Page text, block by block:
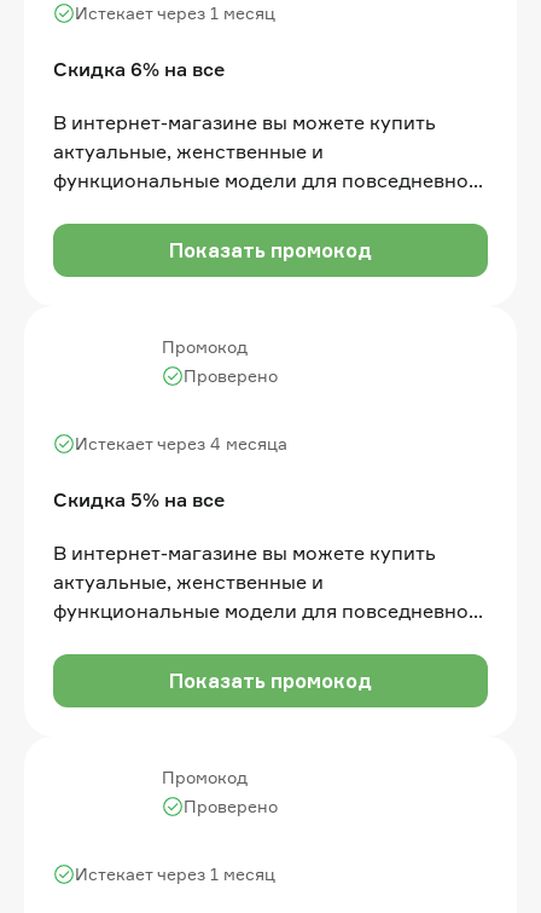
Скидка 6% на все
Истекает через 1 месяц
В интернет-магазине вы можете купить
актуальные, женственные и
функциональные модели для повседневной
действует для новых и старых клиентов
Показать промокод
Промокод
Скидка 5% на все
Истекает через 4 месяца
Проверено
В интернет-магазине вы можете купить
актуальные, женственные и
функциональные модели для повседневной
Показать промокод
Промокод
Истекает через 1 месяц
Проверено